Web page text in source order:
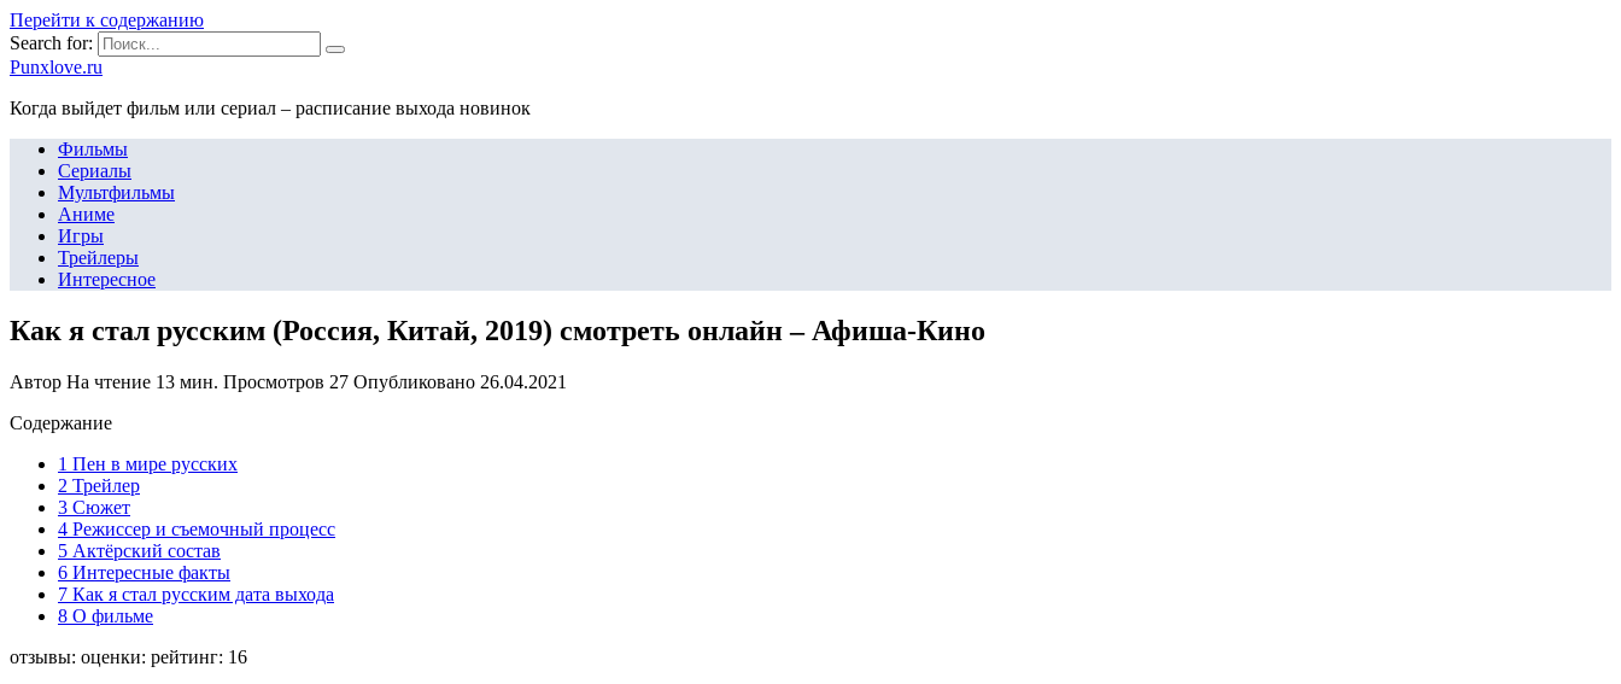
Перейти к содержанию
Search for:
Punxlove.ru
Когда выйдет фильм или сериал – расписание выхода новинок
Фильмы
Сериалы
Мультфильмы
Аниме
Игры
Трейлеры
Интересное
Как я стал русским (Россия, Китай, 2019) смотреть онлайн – Афиша-Кино
Автор На чтение 13 мин. Просмотров 27 Опубликовано 26.04.2021
Содержание
1 Пен в мире русских
2 Трейлер
3 Сюжет
4 Режиссер и съемочный процесс
5 Актёрский состав
6 Интересные факты
7 Как я стал русским дата выхода
8 О фильме
отзывы: оценки: рейтинг: 16